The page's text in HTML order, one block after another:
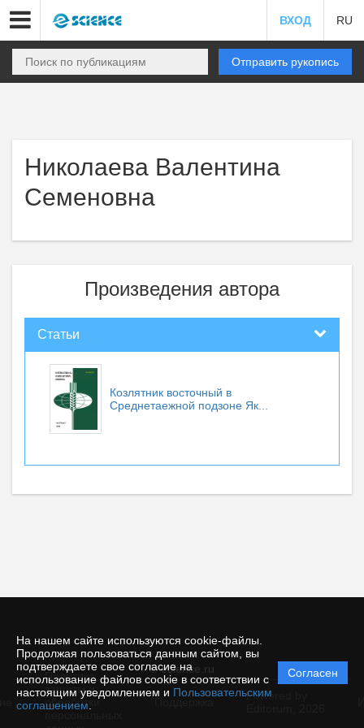
На нашем сайте используются cookie-файлы.
Продолжая пользоваться данным сайтом, вы
подтверждаете свое согласие на
использование файлов cookie в соответствии с
настоящим уведомлением и Пользовательским
соглашением
Согласен
ВХОД RU
Отправить рукопись
Николаева Валентина
Семеновна
Произведения автора
Статьи
Козлятник восточный в
Среднетаежной подзоне Як...
© ecience.ru
Политика
защиты и
обработки
Powered by